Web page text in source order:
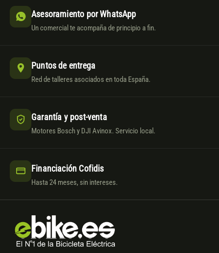
Asesoramiento por WhatsApp
Un comercial te acompaña de principio a fin.
Puntos de entrega
Red de talleres asociados en toda España.
Garantía y post-venta
Motores Bosch y DJI Avinox. Servicio local.
Financiación Cofidis
Hasta 24 meses, sin intereses.